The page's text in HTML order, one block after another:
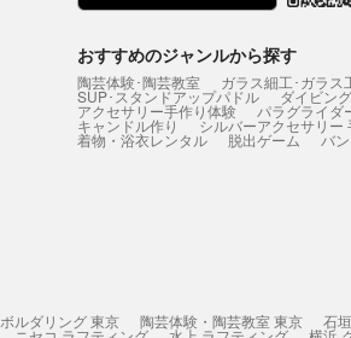
おすすめのジャンルから探す
陶芸体験･陶芸教室 ガラス細工･ガラス
SUP･スタンドアップパドル ダイビン
アクセサリー手作り体験 パラグライダ
キャンドル作り シルバーアクセサリー
着物・浴衣レンタル 脱出ゲーム バ
ボルダリング 東京 陶芸体験・陶芸教室 東京 石